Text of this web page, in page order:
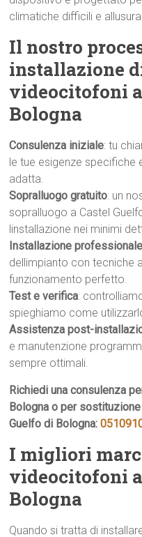
climatiche difficili e
Il nostro
installazione
videocitofoni
Bologna
Consulenza iniziale: tu
le tue esigenze specifiche
adatta.
Sopralluogo gratuito: un
sopralluogo a Castel
linstallazione nei minimi
Installazione professionale
dellimpianto con tecniche
funzionamento perfetto.
Test e verifica:
spieghiamo come
Assistenza post-
e manutenzione
sempre ottimali.
Richiedi una consulenza
Bologna o per
Guelfo di Bologna:
I migliori
videocitofoni
Bologna
Quando si tratta di